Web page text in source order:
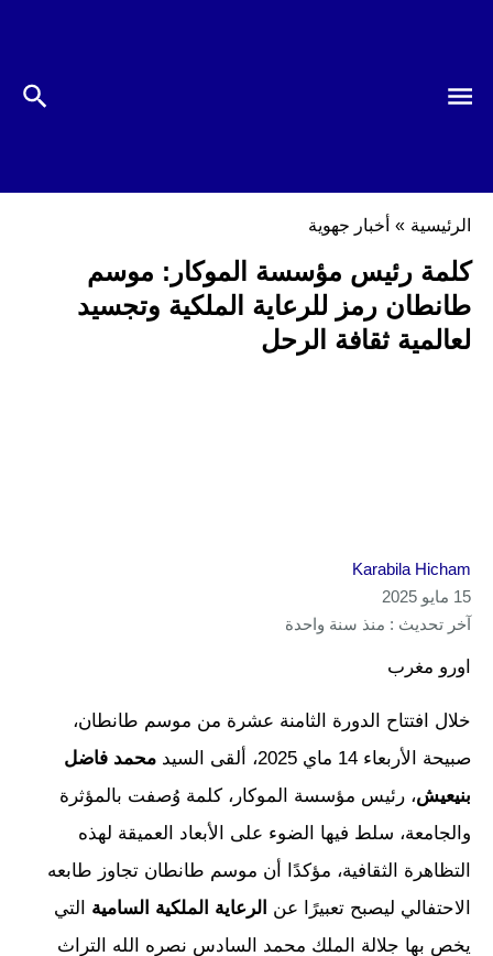
الرئيسية » أخبار جهوية
كلمة رئيس مؤسسة الموكار: موسم
طانطان رمز للرعاية الملكية وتجسيد
لعالمية ثقافة الرحل
Karabila Hicham
15 مايو 2025
آخر تحديث : منذ سنة واحدة
اورو مغرب
خلال افتتاح الدورة الثامنة عشرة من موسم طانطان،
صبيحة الأربعاء 14 ماي 2025، ألقى السيد
محمد فاضل
بنيعيش، رئيس مؤسسة الموكار، كلمة وُصفت بالمؤثرة
والجامعة، سلط فيها الضوء على الأبعاد العميقة لهذه
التظاهرة الثقافية، مؤكدًا أن موسم طانطان تجاوز طابعه
الاحتفالي ليصبح تعبيرًا عن الرعاية الملكية السامية التي
يخص بها جلالة الملك محمد السادس نصره الله التراث